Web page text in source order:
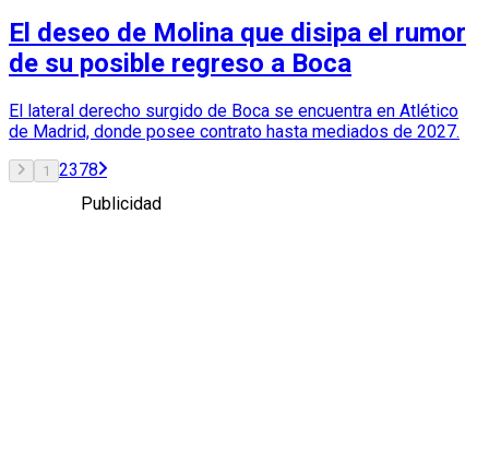
El deseo de Molina que disipa el rumor
de su posible regreso a Boca
El lateral derecho surgido de Boca se encuentra en Atlético
de Madrid, donde posee contrato hasta mediados de 2027.
1 2378
Publicidad